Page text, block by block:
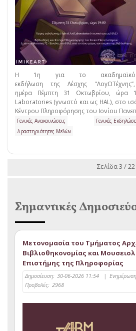
Η 1η για το ακαδημαϊκό
εκδήλωση της Λέσχης
ημέρα Πέμπτη 31 Οκτωβρίου,
Laboratories (γνωστό και ως HAL), στο
Κέντρου Πληροφόρησης του Ιονίου
Γενικές Ανακοινώσεις Γενικές
Δραστηριότητες Μελών
Σελίδα 3 / 22
Σημαντικές
Μετονομασία του Τμήματος
Βιβλιοθηκονομίας και
Επιστήμης της Πληροφορίας
Δημοσίευση: 30-06-2026 11:54 |
Προβολές: 2968